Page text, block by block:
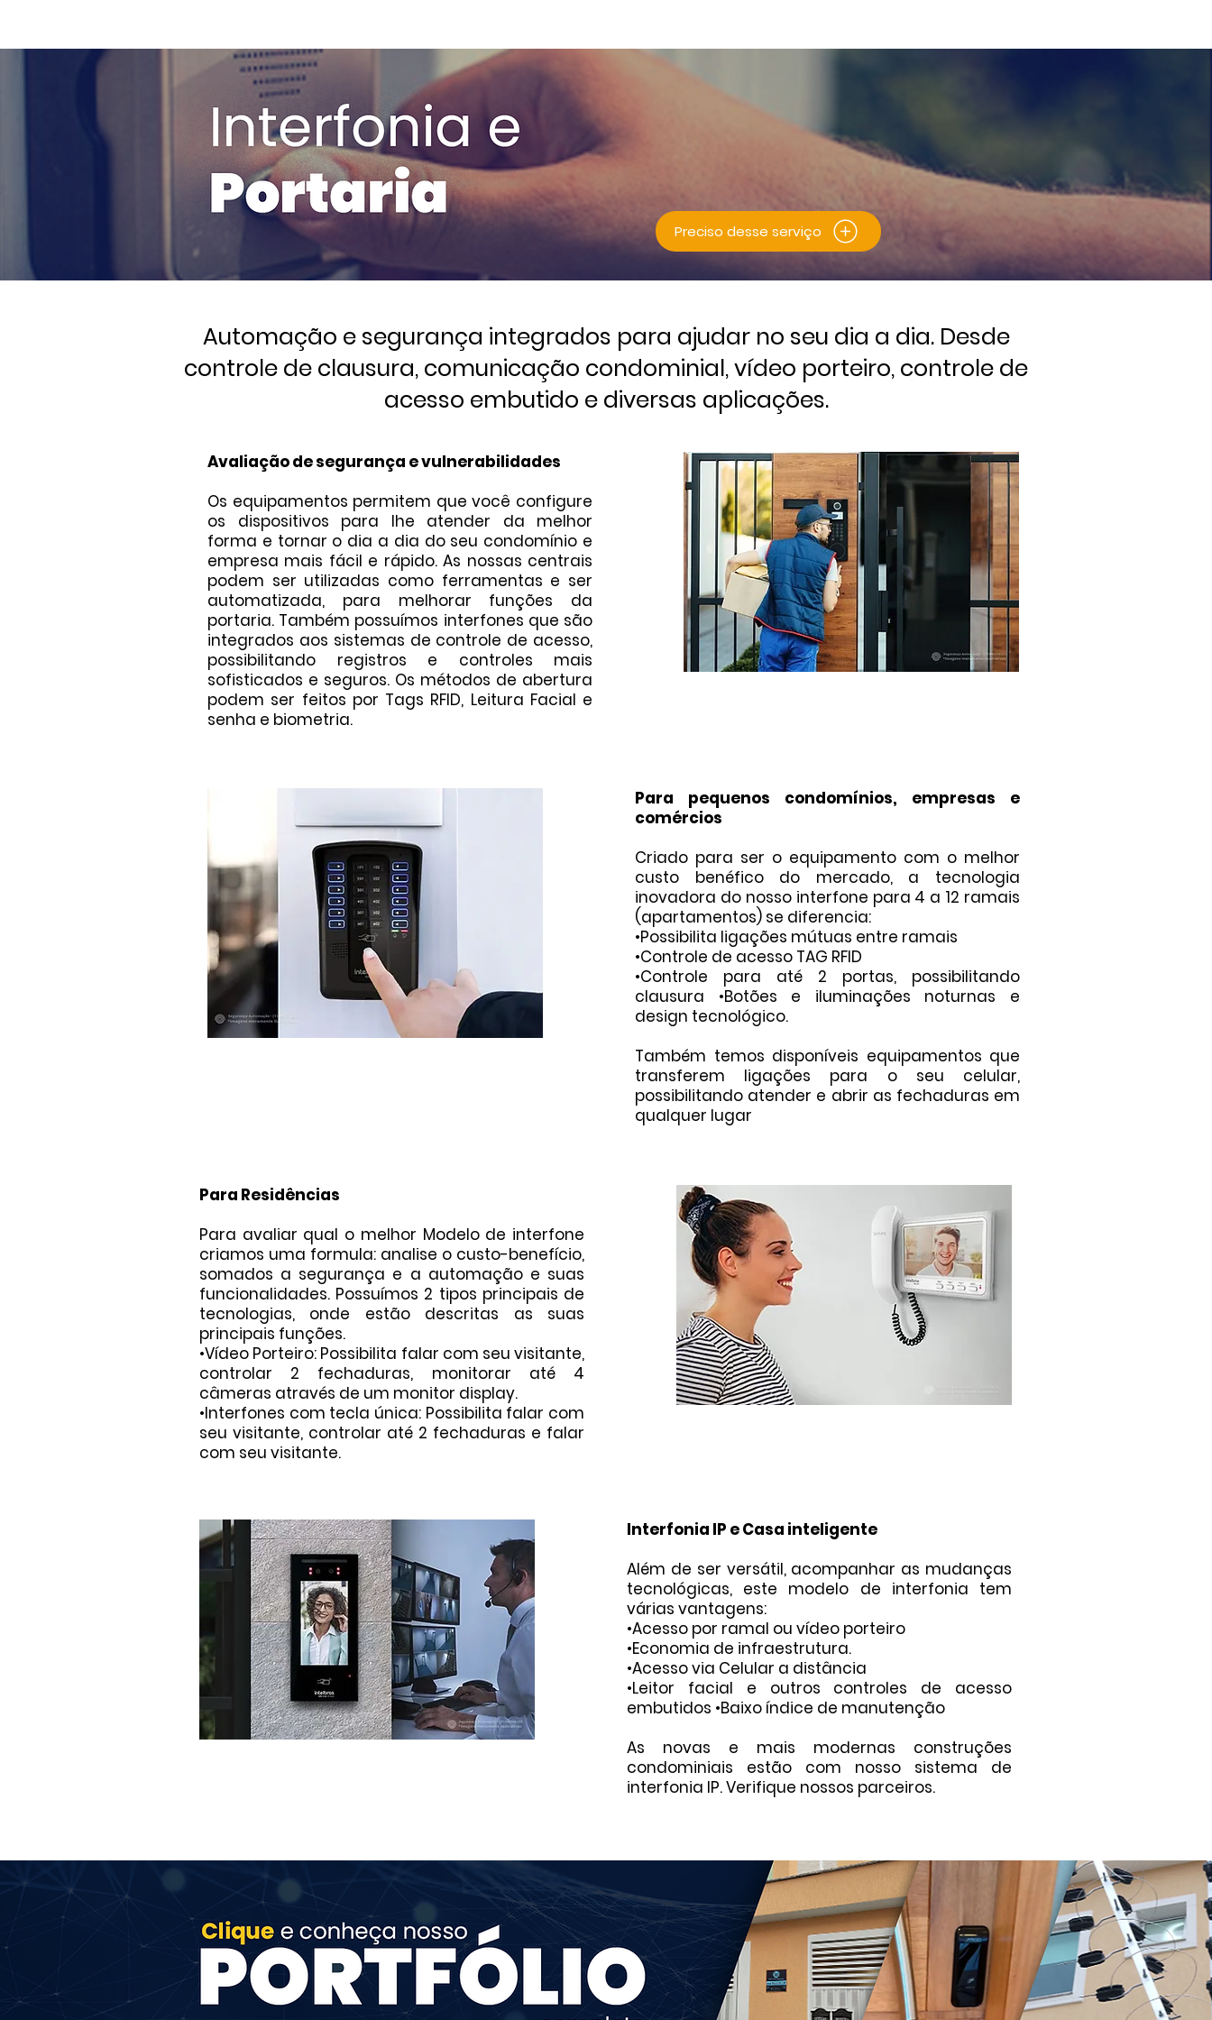
Preciso desse serviço
Automação e segurança integrados para ajudar no seu dia a dia. Desde
controle de clausura, comunicação condominial, vídeo porteiro, controle de
acesso embutido e diversas aplicações.
Avaliação de segurança e vulnerabilidades
Os equipamentos permitem que você configure
os dispositivos para lhe atender da melhor
forma e tornar o dia a dia do seu condomínio e
empresa mais fácil e rápido. As nossas centrais
podem ser utilizadas como ferramentas e ser
automatizada, para melhorar funções da
portaria. Também possuímos interfones que são
integrados aos sistemas de controle de acesso,
possibilitando registros e controles mais
sofisticados e seguros. Os métodos de abertura
podem ser feitos por Tags RFID, Leitura Facial e
senha e biometria.
Para pequenos condomínios, empresas e
comércios
Criado para ser o equipamento com o melhor
custo benéfico do mercado, a tecnologia
inovadora do nosso interfone para 4 a 12 ramais
(apartamentos) se diferencia:
•Possibilita ligações mútuas entre ramais
•Controle de acesso TAG RFID
•Controle para até 2 portas, possibilitando
clausura •Botões e iluminações noturnas e
design tecnológico.
Também temos disponíveis equipamentos que
transferem ligações para o seu celular,
possibilitando atender e abrir as fechaduras em
qualquer lugar
Para Residências
Para avaliar qual o melhor Modelo de interfone
criamos uma formula: analise o custo-benefício,
somados a segurança e a automação e suas
funcionalidades. Possuímos 2 tipos principais de
tecnologias, onde estão descritas as suas
principais funções.
•Vídeo Porteiro: Possibilita falar com seu visitante,
controlar 2 fechaduras, monitorar até 4
câmeras através de um monitor display.
•Interfones com tecla única: Possibilita falar com
seu visitante, controlar até 2 fechaduras e falar
com seu visitante.
Interfonia IP e Casa inteligente
Além de ser versátil, acompanhar as mudanças
tecnológicas, este modelo de interfonia tem
várias vantagens:
•Acesso por ramal ou vídeo porteiro
•Economia de infraestrutura.
•Acesso via Celular a distância
•Leitor facial e outros controles de acesso
embutidos •Baixo índice de manutenção
As novas e mais modernas construções
condominiais estão com nosso sistema de
interfonia IP. Verifique nossos parceiros.